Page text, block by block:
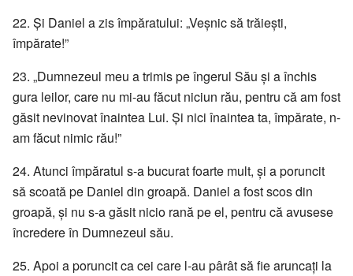
22. Și Daniel a zis împăratului: „Veșnic să trăiești,
împărate!”
23. „Dumnezeul meu a trimis pe îngerul Său și a închis
gura leilor, care nu mi-au făcut niciun rău, pentru că am fost
găsit nevinovat înaintea Lui. Și nici înaintea ta, împărate, n-
am făcut nimic rău!”
24. Atunci împăratul s-a bucurat foarte mult, și a poruncit
să scoată pe Daniel din groapă. Daniel a fost scos din
groapă, și nu s-a găsit nicio rană pe el, pentru că avusese
încredere în Dumnezeul său.
25. Apoi a poruncit ca cei care l-au pârât să fie aruncați la